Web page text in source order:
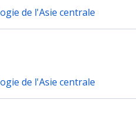
de l'Asie centrale
de l'Asie centrale